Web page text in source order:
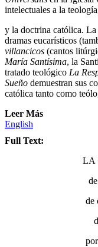
intelectuales a la
y la doctrina católica. La
dramas eucarísticos
villancicos (cantos
María Santísima, la
tratado teológico La
Sueño demuestran sus
católica tanto como
Leer Más
English
Full Text:
LA
de